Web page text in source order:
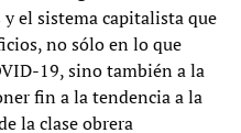
el sistema capitalista que
no sólo en lo que
19, sino también a la
fin a la tendencia a la
la clase obrera